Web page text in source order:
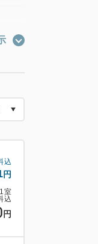
込
円
1室
込
円